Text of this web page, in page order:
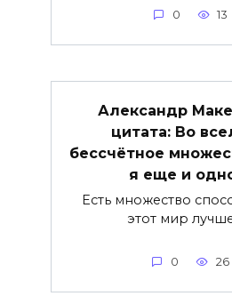
0 13
Александр
цитата: Во
бессчётное
я еще и
Есть множество
этот мир
0 26